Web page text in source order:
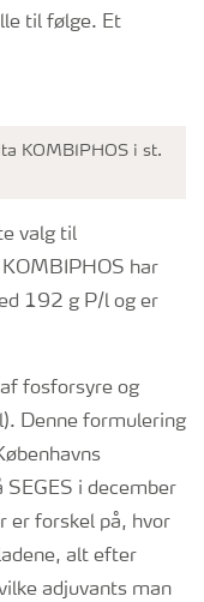
til følge. Et
KOMBIPHOS i st.
valg til
har
192 g P/l og er
fosforsyre og
Denne formulering
i december
er forskel på, hvor
alt efter
adjuvants man